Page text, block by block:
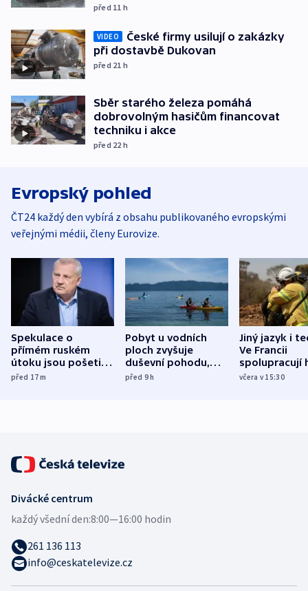
před 11 h
VIDEO
České firmy usilují o zakázky
při dostavbě Dukovan
před 21 h
Sběr starého železa pomáhá
dobrovolným hasičům financovat
techniku i akce
před 22 h
Evropský pohled
ČT24 každý den vybírá z obsahu publikovaného evropskými
veřejnými médii, členy Eurovize.
Spekulace o
přímém ruském
útoku jsou pošetilé,
míní estonský
před 17m
Pobyt u vodních
ploch zvyšuje
duševní pohodu,
ukázala
před 9h
Jiný jazyk i
Ve Francii
spolupracují
různých zemí
včera v 15:30
Divácké centrum
každý všední den:8:00—16:00 hodin
261 136 113
info@ceskatelevize.cz